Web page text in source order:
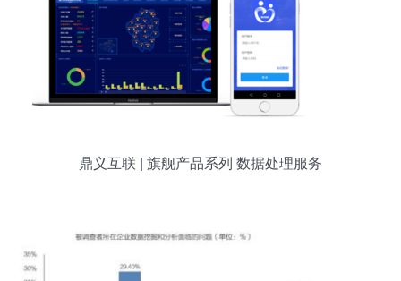
鼎义互联 | 旗舰产品系列 数据处理服务